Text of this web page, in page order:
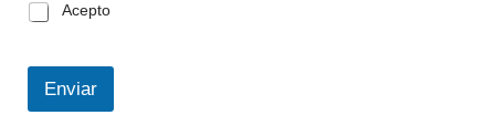
Acepto
Enviar